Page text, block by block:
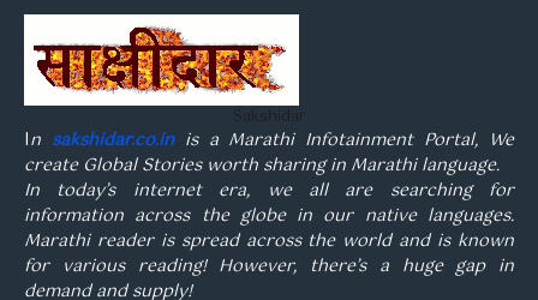
Sakshidar
In sakshidar.co.inis a Marathi Infotainment Portal, We
create Global Stories worth sharing in Marathi language.
In today’s internet era, we all are searching for
information across the globe in our native languages.
Marathi reader is spread across the world and is known
for various reading! However, there’s a huge gap in
demand and supply!